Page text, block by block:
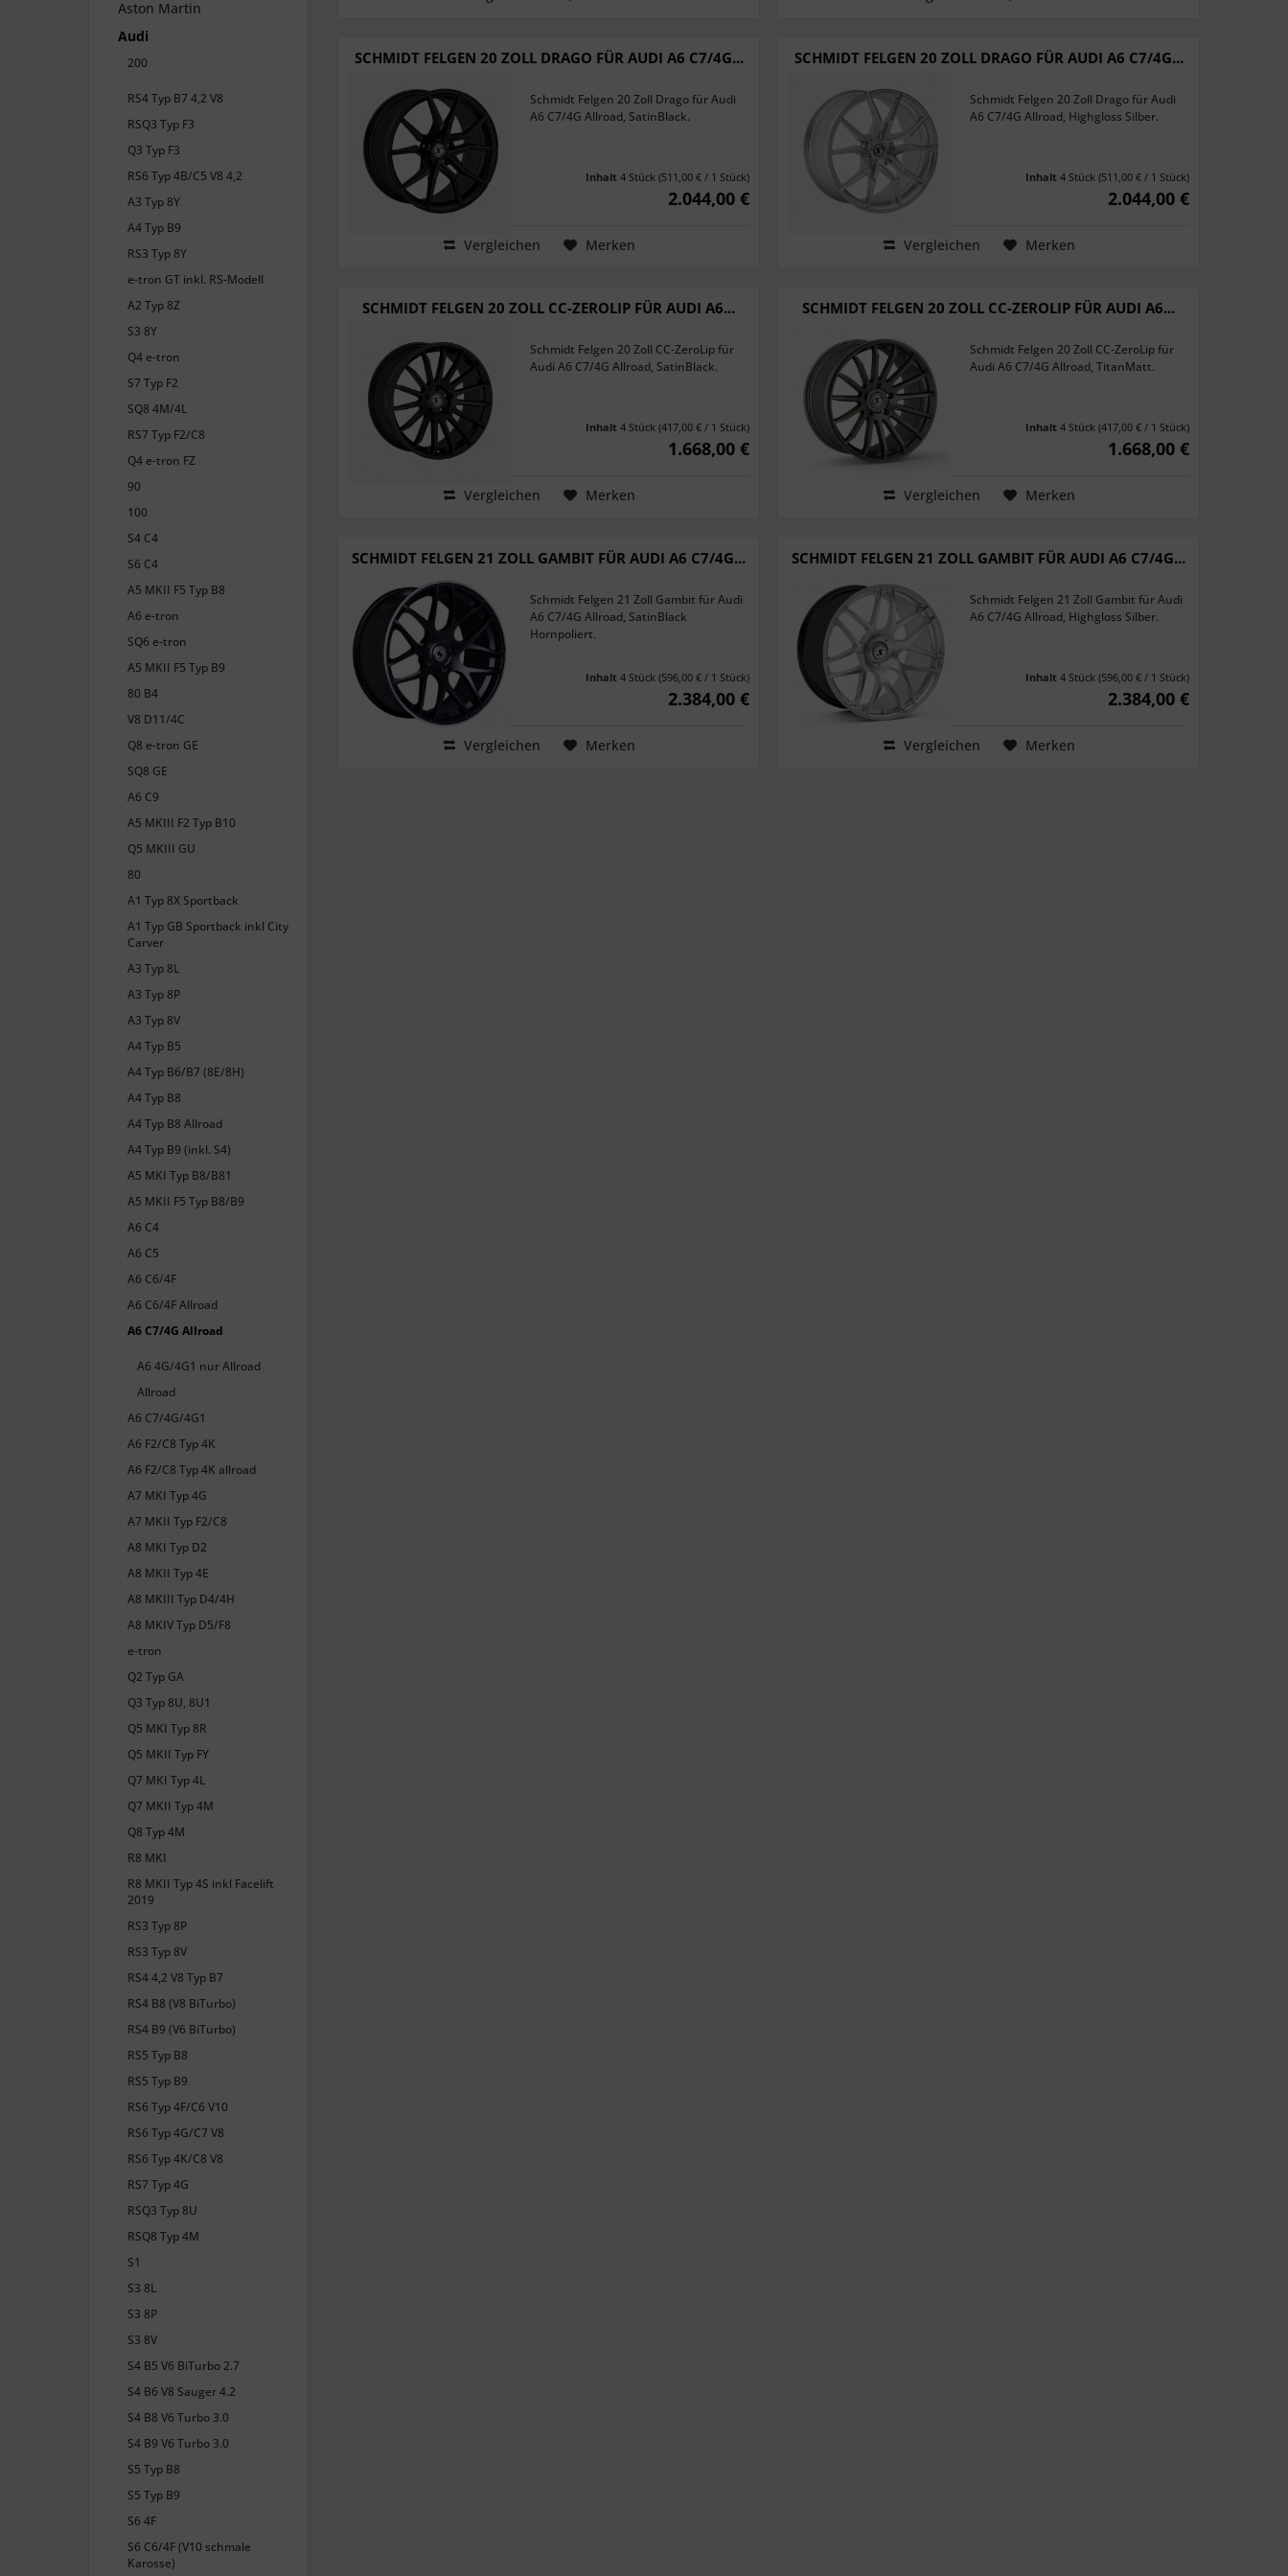
Aston Martin
Audi
200
RS4 Typ B7 4,2 V8
RSQ3 Typ F3
Q3 Typ F3
RS6 Typ 4B/C5 V8 4,2
A3 Typ 8Y
A4 Typ B9
RS3 Typ 8Y
e-tron GT inkl. RS-Modell
A2 Typ 8Z
S3 8Y
Q4 e-tron
S7 Typ F2
SQ8 4M/4L
RS7 Typ F2/C8
Q4 e-tron FZ
90
100
S4 C4
S6 C4
A5 MKII F5 Typ B8
A6 e-tron
SQ6 e-tron
A5 MKII F5 Typ B9
80 B4
V8 D11/4C
Q8 e-tron GE
SQ8 GE
A6 C9
A5 MKIII F2 Typ B10
Q5 MKIII GU
80
A1 Typ 8X Sportback
A1 Typ GB Sportback inkl City
Carver
A3 Typ 8L
A3 Typ 8P
A3 Typ 8V
A4 Typ B5
A4 Typ B6/B7 (8E/8H)
A4 Typ B8
A4 Typ B8 Allroad
A4 Typ B9 (inkl. S4)
A5 MKI Typ B8/B81
A5 MKII F5 Typ B8/B9
A6 C4
A6 C5
A6 C6/4F
A6 C6/4F Allroad
A6 C7/4G Allroad
A6 4G/4G1 nur Allroad
Allroad
A6 C7/4G/4G1
A6 F2/C8 Typ 4K
A6 F2/C8 Typ 4K allroad
A7 MKI Typ 4G
A7 MKII Typ F2/C8
A8 MKI Typ D2
A8 MKII Typ 4E
A8 MKIII Typ D4/4H
A8 MKIV Typ D5/F8
e-tron
Q2 Typ GA
Q3 Typ 8U, 8U1
Q5 MKI Typ 8R
Q5 MKII Typ FY
Q7 MKI Typ 4L
Q7 MKII Typ 4M
Q8 Typ 4M
R8 MKI
R8 MKII Typ 4S inkl Facelift
2019
RS3 Typ 8P
RS3 Typ 8V
RS4 4,2 V8 Typ B7
RS4 B8 (V8 BiTurbo)
RS4 B9 (V6 BiTurbo)
RS5 Typ B8
RS5 Typ B9
RS6 Typ 4F/C6 V10
RS6 Typ 4G/C7 V8
RS6 Typ 4K/C8 V8
RS7 Typ 4G
RSQ3 Typ 8U
RSQ8 Typ 4M
S1
S3 8L
S3 8P
S3 8V
S4 B5 V6 BiTurbo 2.7
S4 B6 V8 Sauger 4.2
S4 B8 V6 Turbo 3.0
S4 B9 V6 Turbo 3.0
S5 Typ B8
S5 Typ B9
S6 4F
S6 C6/4F (V10 schmale
Karosse)
SCHMIDT FELGEN 20 ZOLL DRAGO FÜR AUDI A6 C7/4G...
Schmidt Felgen 20 Zoll Drago für Audi
A6 C7/4G Allroad, SatinBlack.
Inhalt 4 Stück (511,00 € / 1 Stück)
2.044,00 €
Vergleichen Merken
SCHMIDT FELGEN 20 ZOLL DRAGO FÜR AUDI A6 C7/4G...
Schmidt Felgen 20 Zoll Drago für Audi
A6 C7/4G Allroad, Highgloss Silber.
Inhalt 4 Stück (511,00 € / 1 Stück)
2.044,00 €
Vergleichen Merken
SCHMIDT FELGEN 20 ZOLL CC-ZEROLIP FÜR AUDI A6...
Schmidt Felgen 20 Zoll CC-ZeroLip für
Audi A6 C7/4G Allroad, SatinBlack.
Inhalt 4 Stück (417,00 € / 1 Stück)
1.668,00 €
Vergleichen Merken
SCHMIDT FELGEN 20 ZOLL CC-ZEROLIP FÜR AUDI A6...
Schmidt Felgen 20 Zoll CC-ZeroLip für
Audi A6 C7/4G Allroad, TitanMatt.
Inhalt 4 Stück (417,00 € / 1 Stück)
1.668,00 €
Vergleichen Merken
SCHMIDT FELGEN 21 ZOLL GAMBIT FÜR AUDI A6 C7/4G...
Schmidt Felgen 21 Zoll Gambit für Audi
A6 C7/4G Allroad, SatinBlack
Hornpoliert.
Inhalt 4 Stück (596,00 € / 1 Stück)
2.384,00 €
Vergleichen Merken
SCHMIDT FELGEN 21 ZOLL GAMBIT FÜR AUDI A6 C7/4G...
Schmidt Felgen 21 Zoll Gambit für Audi
A6 C7/4G Allroad, Highgloss Silber.
Inhalt 4 Stück (596,00 € / 1 Stück)
2.384,00 €
Vergleichen Merken